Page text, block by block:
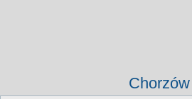
Chorzów